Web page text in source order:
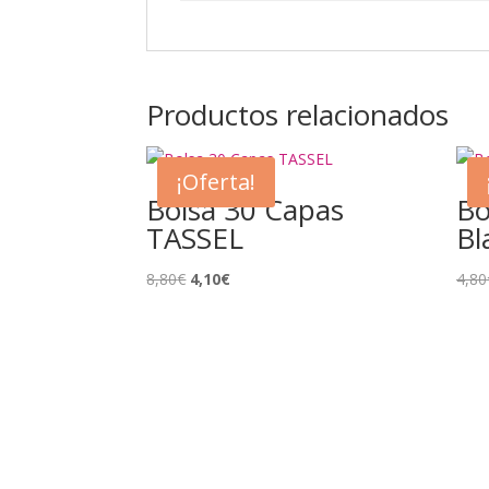
Productos relacionados
¡Oferta!
Bolsa 30 Capas
TASSEL
8,80€ El
4,10€El
4,80